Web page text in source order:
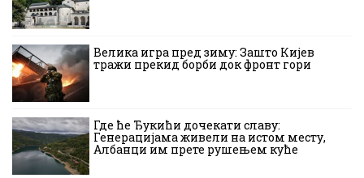
Велика игра пред зиму: Зашто Кијев
тражи прекид борби док фронт гори
Где ће Ђукићи дочекати славу:
Генерацијама живели на истом месту,
Албанци им прете рушењем куће